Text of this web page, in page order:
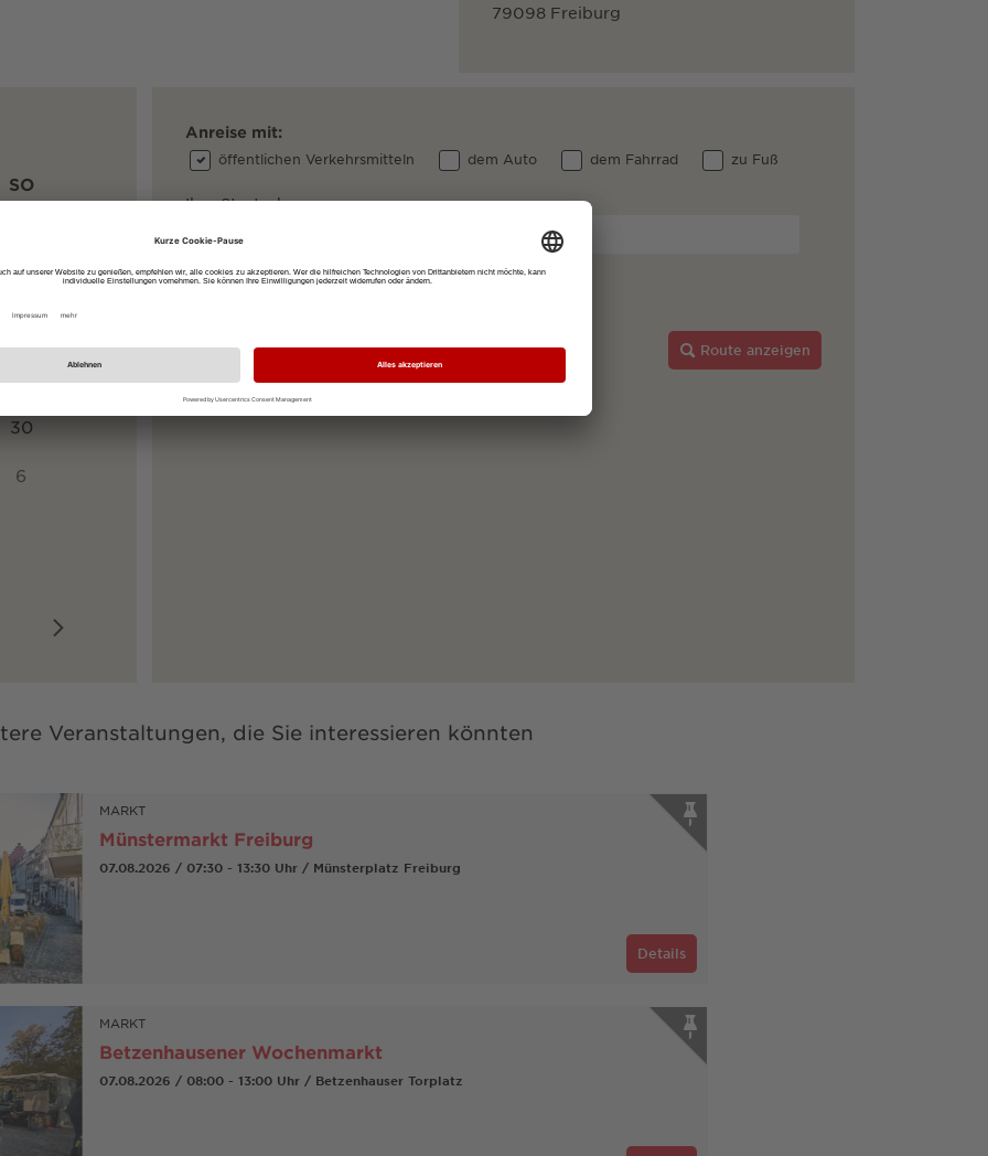
79098 Freiburg
SO
9
23
30
6
Anreise mit:
öffentlichen Verkehrsmitteln dem Auto dem Fahrrad zu Fuß
Ihre Startadresse
Ihre Zieladresse
Route anzeigen
Veranstaltungen, die Sie interessieren könnten
MARKT
Münstermarkt Freiburg
07.08.2026 / 07:30 - 13:30 Uhr / Münsterplatz Freiburg
Details
MARKT
Betzenhausener Wochenmarkt
07.08.2026 / 08:00 - 13:00 Uhr / Betzenhauser Torplatz